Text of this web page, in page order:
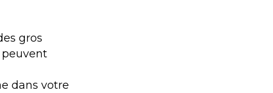
gros
dans votre